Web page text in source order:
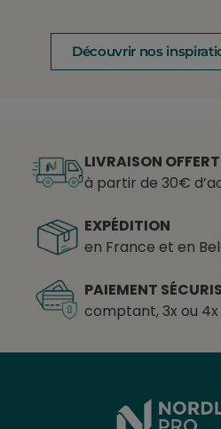
Découvrir nos
LIVRAISON
à partir de 30€
EXPÉDITION
en France et en
PAIEMENT
comptant, 3x ou 4x